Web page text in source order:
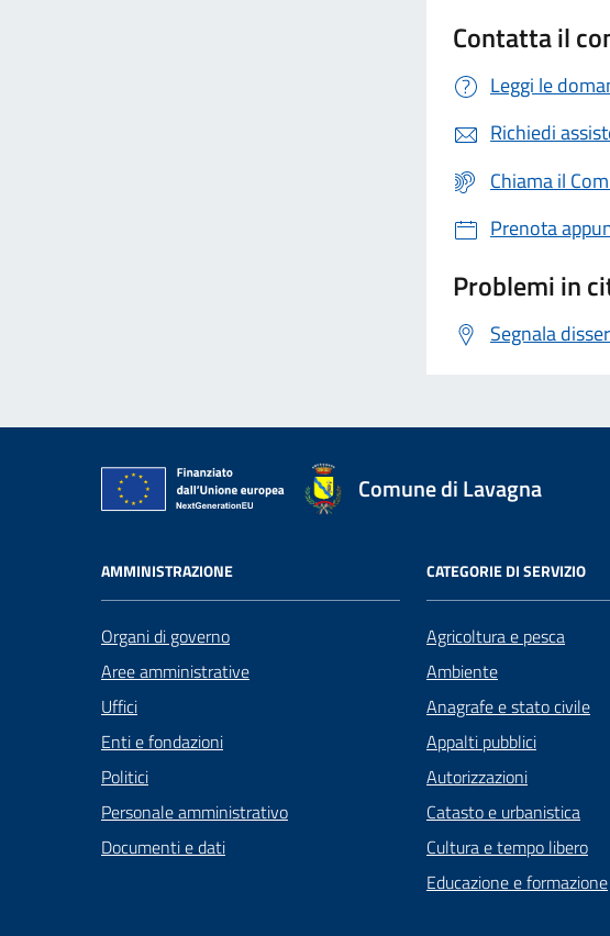
Contatta il
Leggi le
Richiedi
Chiama il
Prenota
Problemi in
Segnala
Comune di Lavagna
AMMINISTRAZIONE
Organi di governo
Aree amministrative
Uffici
Enti e fondazioni
Politici
Personale amministrativo
Documenti e dati
CATEGORIE DI SERVIZIO
Agricoltura e pesca
Ambiente
Anagrafe e stato civile
Appalti pubblici
Autorizzazioni
Catasto e urbanistica
Cultura e tempo libero
Educazione e formazione